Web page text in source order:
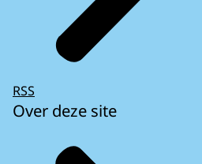
RSS
Over deze site